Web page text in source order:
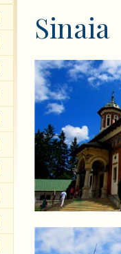
Sinaia
Rumunsko -
Pohodový týden